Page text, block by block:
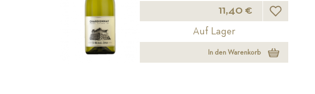
11,40 € Wunschliste
Auf Lager
In den Warenkorb